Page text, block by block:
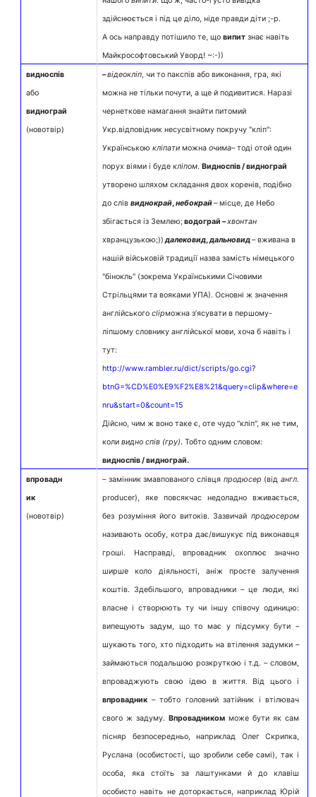
здійснюється і під це діло, ніде правди діти ;-р.
А ось направду потішило те, щовипит знає навіть
Майкрософтовський Уворд! ~:-))
видноспів
або
виднограй
(новотвір)
–відеокліп, чи то пакспів або виконання, гра, які
можна не тільки почути, а ще й подивитися. Наразі
чернеткове намагання знайти питомий
Укр.відповідник несусвітному покручу "кліп":
Українськоюкліпати можнаочима– тоді отой один
порух віями і будекліпом.Видноспів /виднограй
утворено шляхом складання двох коренів, подібно
до сліввиднокрай,небокрай– місце, де Небо
збігається із Землею;водограй –хвонтан
хвранцузькою;)) далековид,дальновид– вживана в
нашій військовій традиції назва замість німецького
"бінокль" (зокрема Українськими Січовими
Стрільцями та вояками УПА). Основні ж значення
англійськогоclipможна з’ясувати в першому-
ліпшому словнику англійської мови, хоча б навіть і
тут:
http://www.rambler.ru/dict/scripts/go.cgi?
btnG=%CD%E0%E9%F2%E8%21&query=clip&where=e
nru&start=0&count=15
Дійсно, чим ж воно таке є, оте чудо "кліп", як не тим,
коливидно спів (гру). Тобто одним словом:
видноспів / виднограй.
впровадн
ик
(новотвір)
– замінник змавпованого слівця продюсер (відангл.
producer), яке повсякчас недоладно вживається,
без розуміння його витоків. Зазвичайпродюсером
називають особу, котра дає/вишукує під виконавця
гроші. Насправді, впровадник охоплює значно
ширше коло діяльності, аніж просте залучення
коштів. Здебільшого, впровадники – це люди, які
власне і створюють ту чи іншу співочу одиницю:
випещують задум, що то має у підсумку бути –
шукають того, хто підходить на втілення задумки –
займаються подальшою розкруткою і т.д. – словом,
впроваджують свою ідею в життя. Від цього і
впровадник – тобто головний затійник і втілювач
свого ж задуму.Впровадником може бути як сам
пісняр безпосередньо, наприклад Олег Скрипка,
Руслана (особистості, що зробили себе самі), так і
особа, яка стоїть за лаштунками й до клавіш
особисто навіть не доторкається, наприклад Юрій